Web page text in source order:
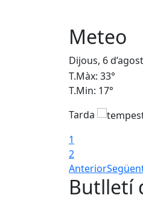
Meteo
Dijous, 6 d’agost
T.Màx: 33°
T.Min: 17°
Tarda
1
2
Anterior
Butlletí